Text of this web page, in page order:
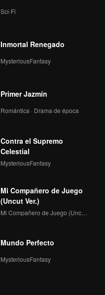
Sci-Fi
Inmortal Renegado
MysteriousFantasy
Primer Jazmín
Romántica · Drama de época
Contra el Supremo
Celestial
MysteriousFantasy
Mi Compañero de Juego
(Uncut Ver.)
Mi Compañero de Juego (Uncut Ver.)
Mundo Perfecto
MysteriousFantasy